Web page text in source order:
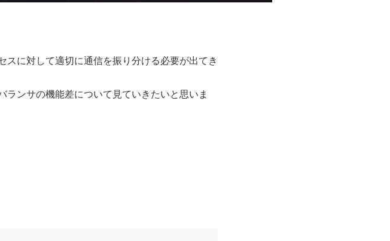
に対して適切に通信を振り分ける必要が出てき
ンサの機能差について見ていきたいと思いま